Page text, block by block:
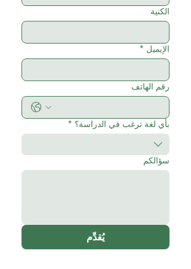
الكنية
الإيميل *
رقم الهاتف
بأي لغة ترغب في الدراسة؟ *
سؤالكم
يُقدِّم